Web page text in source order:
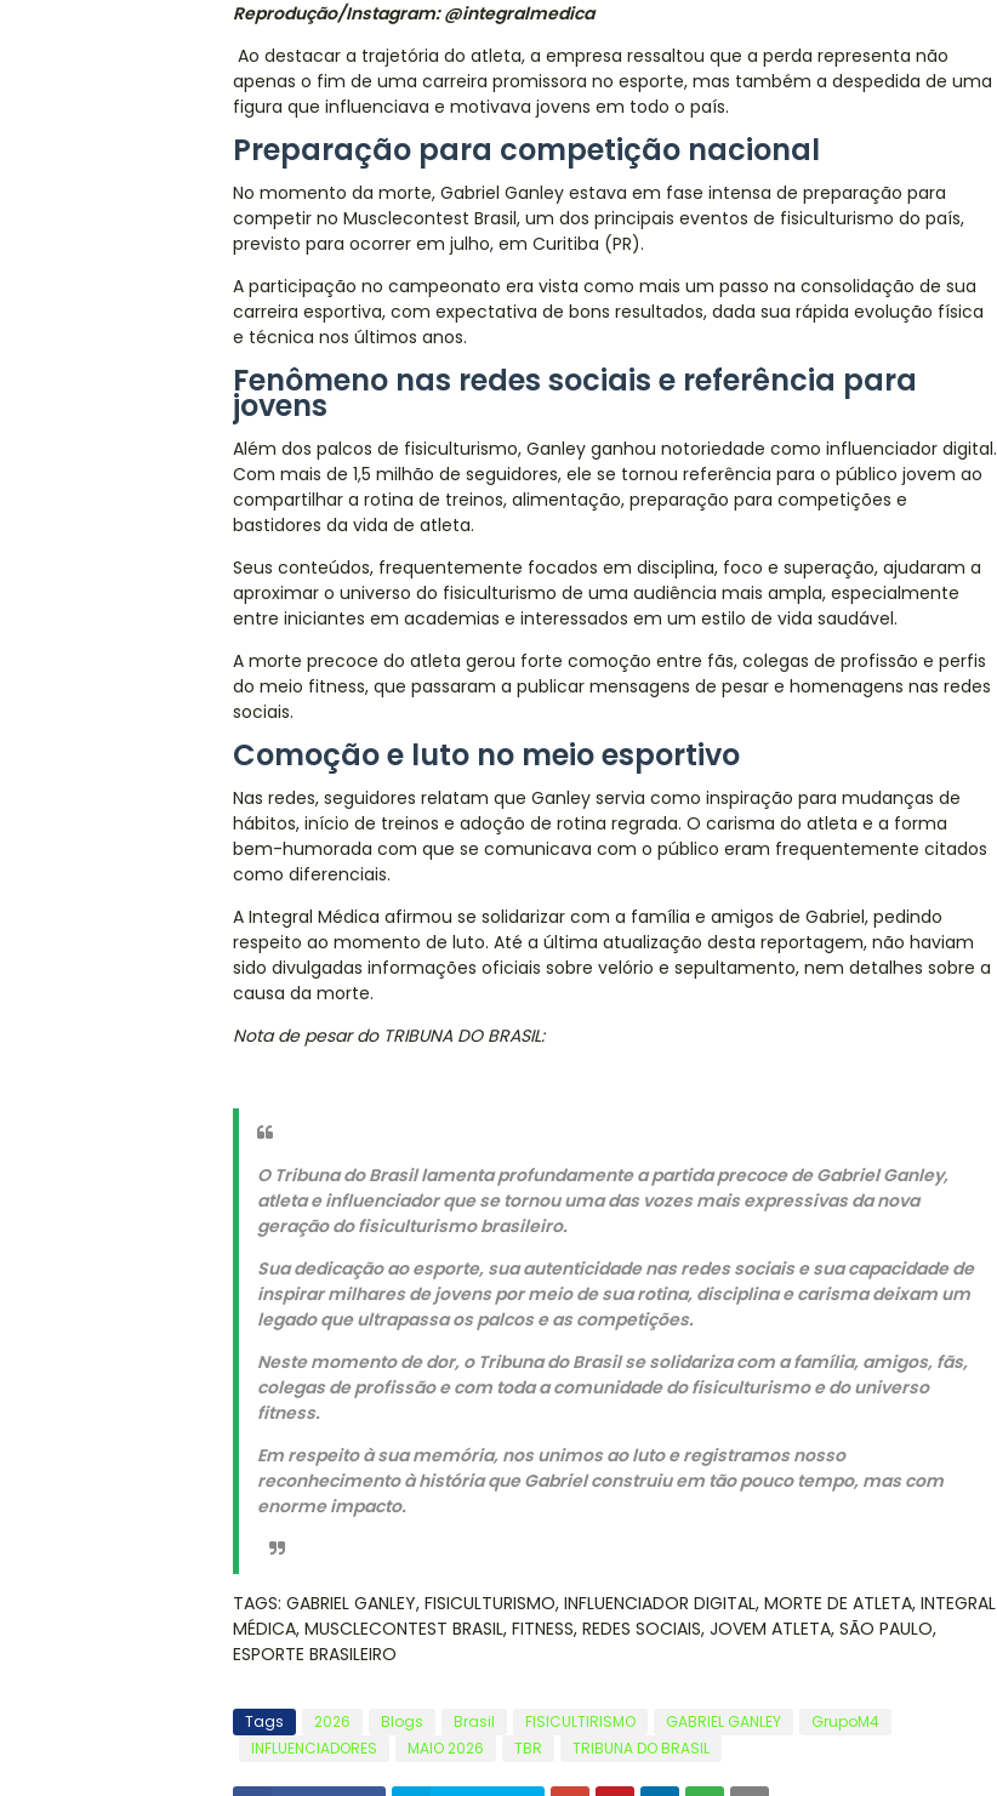
Reprodução/Instagram: @integralmedica
Ao destacar a trajetória do atleta, a empresa ressaltou que a perda representa não
apenas o fim de uma carreira promissora no esporte, mas também a despedida de uma
figura que influenciava e motivava jovens em todo o país.
Preparação para competição nacional
No momento da morte, Gabriel Ganley estava em fase intensa de preparação para
competir no Musclecontest Brasil, um dos principais eventos de fisiculturismo do país,
previsto para ocorrer em julho, em Curitiba (PR).
A participação no campeonato era vista como mais um passo na consolidação de sua
carreira esportiva, com expectativa de bons resultados, dada sua rápida evolução física
e técnica nos últimos anos.
Fenômeno nas redes sociais e referência para
jovens
Além dos palcos de fisiculturismo, Ganley ganhou notoriedade como influenciador digital.
Com mais de 1,5 milhão de seguidores, ele se tornou referência para o público jovem ao
compartilhar a rotina de treinos, alimentação, preparação para competições e
bastidores da vida de atleta.
Seus conteúdos, frequentemente focados em disciplina, foco e superação, ajudaram a
aproximar o universo do fisiculturismo de uma audiência mais ampla, especialmente
entre iniciantes em academias e interessados em um estilo de vida saudável.
A morte precoce do atleta gerou forte comoção entre fãs, colegas de profissão e perfis
do meio fitness, que passaram a publicar mensagens de pesar e homenagens nas redes
sociais.
Comoção e luto no meio esportivo
Nas redes, seguidores relatam que Ganley servia como inspiração para mudanças de
hábitos, início de treinos e adoção de rotina regrada. O carisma do atleta e a forma
bem-humorada com que se comunicava com o público eram frequentemente citados
como diferenciais.
A Integral Médica afirmou se solidarizar com a família e amigos de Gabriel, pedindo
respeito ao momento de luto. Até a última atualização desta reportagem, não haviam
sido divulgadas informações oficiais sobre velório e sepultamento, nem detalhes sobre a
causa da morte.
Nota de pesar do TRIBUNA DO BRASIL:
O Tribuna do Brasil lamenta profundamente a partida precoce de Gabriel Ganley,
atleta e influenciador que se tornou uma das vozes mais expressivas da nova
geração do fisiculturismo brasileiro.
Sua dedicação ao esporte, sua autenticidade nas redes sociais e sua capacidade de
inspirar milhares de jovens por meio de sua rotina, disciplina e carisma deixam um
legado que ultrapassa os palcos e as competições.
Neste momento de dor, o Tribuna do Brasil se solidariza com a família, amigos, fãs,
colegas de profissão e com toda a comunidade do fisiculturismo e do universo
fitness.
Em respeito à sua memória, nos unimos ao luto e registramos nosso
reconhecimento à história que Gabriel construiu em tão pouco tempo, mas com
enorme impacto.
TAGS: GABRIEL GANLEY, FISICULTURISMO, INFLUENCIADOR DIGITAL, MORTE DE ATLETA, INTEGRAL
MÉDICA, MUSCLECONTEST BRASIL, FITNESS, REDES SOCIAIS, JOVEM ATLETA, SÃO PAULO,
ESPORTE BRASILEIRO
Tags 2026 Blogs Brasil FISICULTIRISMO GABRIEL GANLEY
GrupoM4
INFLUENCIADORES
MAIO 2026 TBR TRIBUNA DO BRASIL